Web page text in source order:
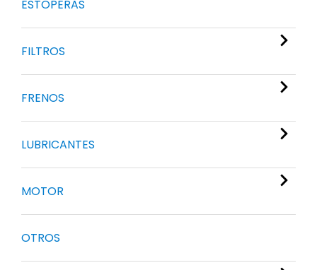
ESTOPERAS
FILTROS
FRENOS
LUBRICANTES
MOTOR
OTROS